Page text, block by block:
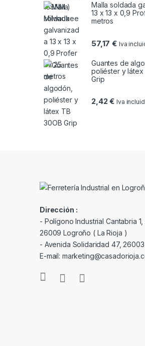
Malla soldada
13 x 13 x 0,9
metros
57,17€ Iva
Guantes de
poliéster y látex
Grip
2,42€ Iva
Dirección :
- Polígono Industrial Cantabria
26009 Logroño ( La Rioja )
- Avenida Solidaridad 47,
E-mail: